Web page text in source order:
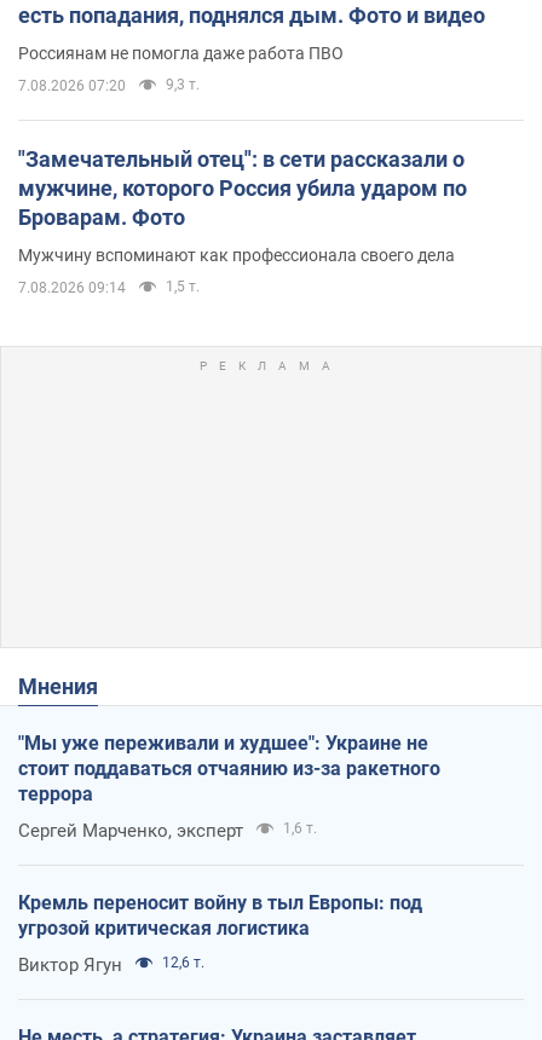
есть попадания, поднялся дым. Фото и видео
Россиянам не помогла даже работа ПВО
7.08.2026 07:20 9,3 т.
"Замечательный отец": в сети рассказали о
мужчине, которого Россия убила ударом по
Броварам. Фото
Мужчину вспоминают как профессионала своего дела
7.08.2026 09:14 1,5 т.
Мнения
"Мы уже переживали и худшее": Украине не
стоит поддаваться отчаянию из-за ракетного
террора
Сергей Марченко, эксперт 1,6 т.
Кремль переносит войну в тыл Европы: под
угрозой критическая логистика
Виктор Ягун 12,6 т.